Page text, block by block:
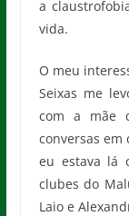
a
vida.
O meu
Seixas me
com a mãe
conversas
eu estava lá
clubes do
Laio e